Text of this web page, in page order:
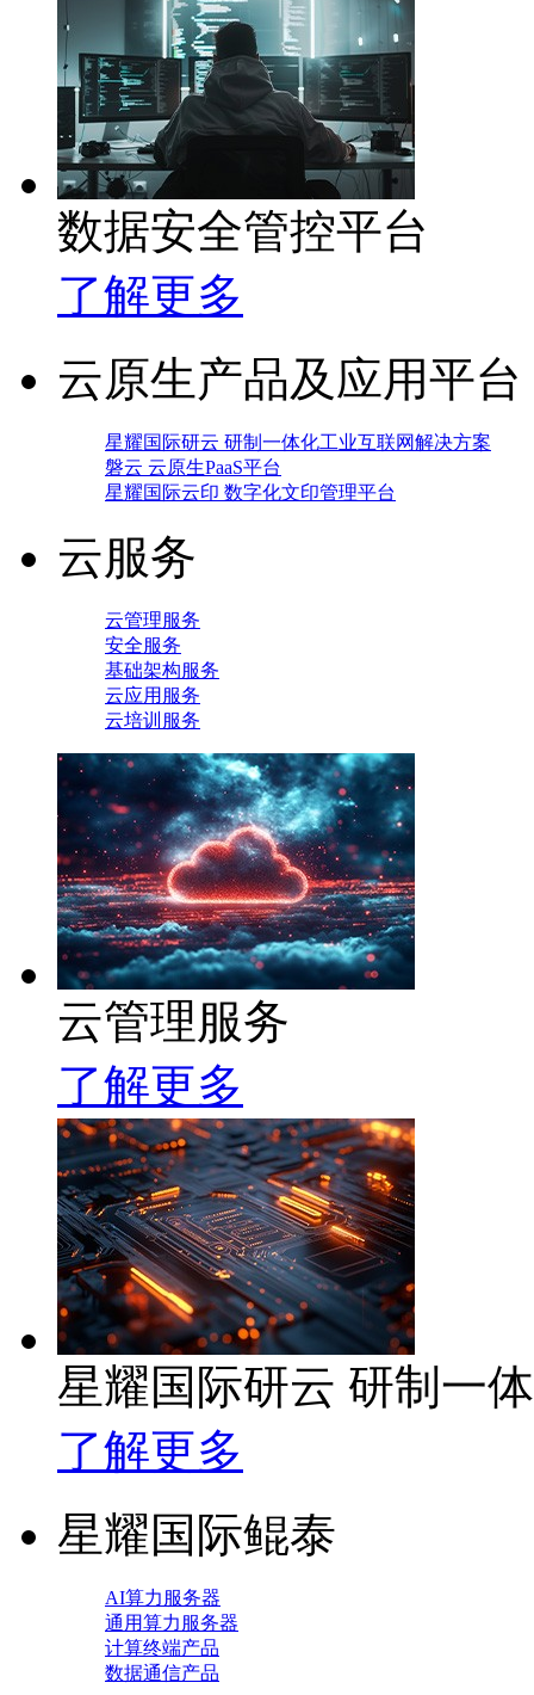
数据安全管控平台
了解更多
云原生产品及应用平台
星耀国际研云 研制一体化工业互联网解决方案
磐云 云原生PaaS平台
星耀国际云印 数字化文印管理平台
云服务
云管理服务
安全服务
基础架构服务
云应用服务
云培训服务
云管理服务
了解更多
星耀国际研云 研制一
了解更多
星耀国际鲲泰
AI算力服务器
通用算力服务器
计算终端产品
数据通信产品